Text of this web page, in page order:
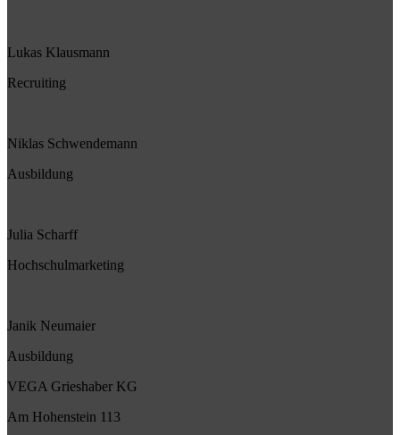
Lukas Klausmann
Recruiting
Niklas Schwendemann
Ausbildung
Julia Scharff
Hochschulmarketing
Janik Neumaier
Ausbildung
VEGA Grieshaber KG
Am Hohenstein 113